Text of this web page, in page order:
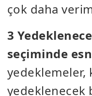
çok daha
3
seçiminde
yedeklemeler,
yedeklenecek